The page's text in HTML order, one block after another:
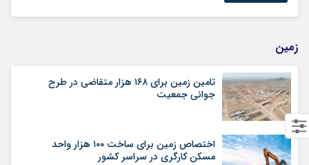
زمین
تامین زمین برای ۱۶۸ هزار متقاضی در طرح
جوانی جمعیت
اختصاص زمین برای ساخت ۱۰۰ هزار واحد
مسکن کارگری در سراسر کشور